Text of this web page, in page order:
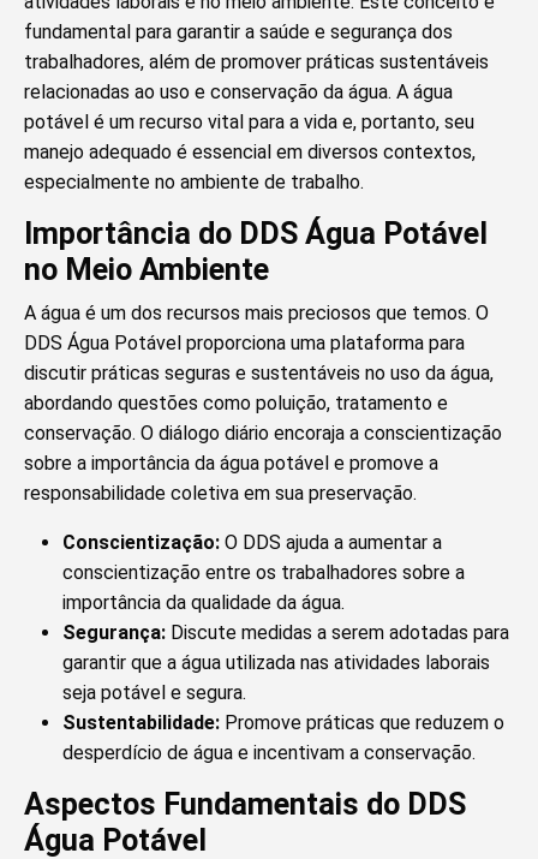
fundamental para garantir a saúde e segurança dos
trabalhadores, além de promover práticas sustentáveis
relacionadas ao uso e conservação da água. A água
potável é um recurso vital para a vida e, portanto, seu
manejo adequado é essencial em diversos contextos,
especialmente no ambiente de trabalho.
Importância do DDS Água Potável
no Meio Ambiente
A água é um dos recursos mais preciosos que temos. O
DDS Água Potável proporciona uma plataforma para
discutir práticas seguras e sustentáveis no uso da água,
abordando questões como poluição, tratamento e
conservação. O diálogo diário encoraja a conscientização
sobre a importância da água potável e promove a
responsabilidade coletiva em sua preservação.
Conscientização: O DDS ajuda a aumentar a
conscientização entre os trabalhadores sobre a
importância da qualidade da água.
Segurança: Discute medidas a serem adotadas para
garantir que a água utilizada nas atividades laborais
seja potável e segura.
Sustentabilidade: Promove práticas que reduzem o
desperdício de água e incentivam a conservação.
Aspectos Fundamentais do DDS
Água Potável